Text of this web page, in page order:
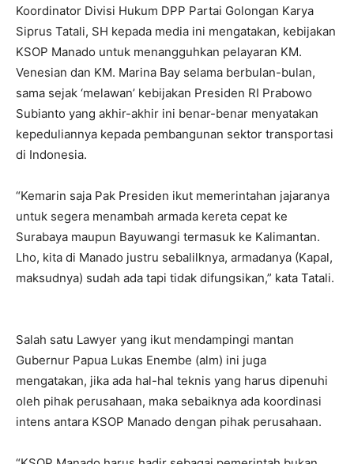
Koordinator Divisi Hukum DPP Partai Golongan Karya
Siprus Tatali, SH kepada media ini mengatakan, kebijakan
KSOP Manado untuk menangguhkan pelayaran KM.
Venesian dan KM. Marina Bay selama berbulan-bulan,
sama sejak ‘melawan’ kebijakan Presiden RI Prabowo
Subianto yang akhir-akhir ini benar-benar menyatakan
kepeduliannya kepada pembangunan sektor transportasi
di Indonesia.
“Kemarin saja Pak Presiden ikut memerintahan jajaranya
untuk segera menambah armada kereta cepat ke
Surabaya maupun Bayuwangi termasuk ke Kalimantan.
Lho, kita di Manado justru sebalilknya, armadanya (Kapal,
maksudnya) sudah ada tapi tidak difungsikan,” kata Tatali.
Salah satu Lawyer yang ikut mendampingi mantan
Gubernur Papua Lukas Enembe (alm) ini juga
mengatakan, jika ada hal-hal teknis yang harus dipenuhi
oleh pihak perusahaan, maka sebaiknya ada koordinasi
intens antara KSOP Manado dengan pihak perusahaan.